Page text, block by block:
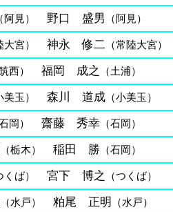
（阿見） 野口 盛男 （阿見）
大宮） 神永 修二 （常陸大宮）
西） 福岡 成之 （土浦）
美玉） 森川 道成 （小美玉）
岡） 齋藤 秀幸（石岡）
（栃木） 稲田 勝 （石岡）
くば） 宮下 博之 （つくば）
（水戸） 粕尾 正明 （水戸）